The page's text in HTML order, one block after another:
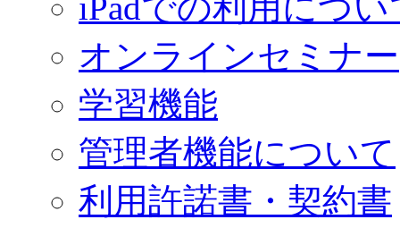
オンラインセミナー
学習機能
管理者機能について
利用許諾書・契約書